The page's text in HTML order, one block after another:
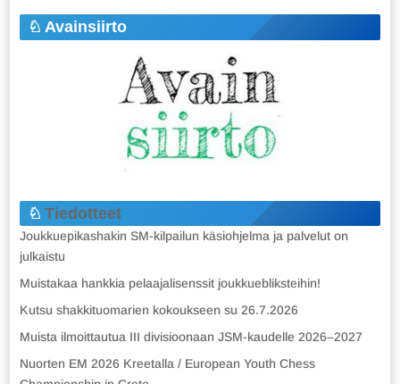
Avainsiirto
Tiedotteet
Joukkuepikashakin SM-kilpailun käsiohjelma ja palvelut on
julkaistu
Muistakaa hankkia pelaajalisenssit joukkuebliksteihin!
Kutsu shakkituomarien kokoukseen su 26.7.2026
Muista ilmoittautua III divisioonaan JSM-kaudelle 2026–2027
Nuorten EM 2026 Kreetalla / European Youth Chess